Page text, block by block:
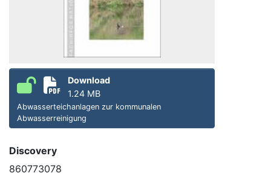
Download
1.24 MB
Abwasserteichanlagen zur kommunalen
Abwasserreinigung
Discovery
860773078